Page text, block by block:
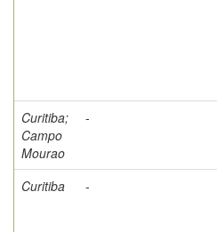
Curitiba;
Campo
Mourao
-
Curitiba -